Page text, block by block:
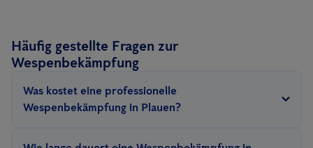
Häufig gestellte Fragen zur
Wespenbekämpfung
Was kostet eine professionelle
Wespenbekämpfung in Plauen?